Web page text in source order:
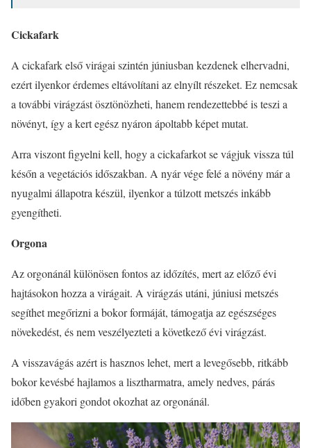
Cickafark
A cickafark első virágai szintén júniusban kezdenek elhervadni,
ezért ilyenkor érdemes eltávolítani az elnyílt részeket. Ez nemcsak
a további virágzást ösztönözheti, hanem rendezettebbé is teszi a
növényt, így a kert egész nyáron ápoltabb képet mutat.
Arra viszont figyelni kell, hogy a cickafarkot se vágjuk vissza túl
későn a vegetációs időszakban. A nyár vége felé a növény már a
nyugalmi állapotra készül, ilyenkor a túlzott metszés inkább
gyengítheti.
Orgona
Az orgonánál különösen fontos az időzítés, mert az előző évi
hajtásokon hozza a virágait. A virágzás utáni, júniusi metszés
segíthet megőrizni a bokor formáját, támogatja az egészséges
növekedést, és nem veszélyezteti a következő évi virágzást.
A visszavágás azért is hasznos lehet, mert a levegősebb, ritkább
bokor kevésbé hajlamos a lisztharmatra, amely nedves, párás
időben gyakori gondot okozhat az orgonánál.